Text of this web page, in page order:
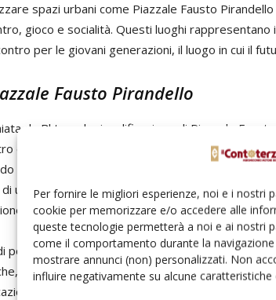
Per fornire le migliori esperienze, noi e i nostri
cookie per memorizzare e/o accedere alle
queste tecnologie permetterà a noi e ai nostri
come il comportamento durante la
mostrare annunci (non) personalizzati. Non
influire negativamente su alcune caratteristiche
spazi urbani come Piazzale Fausto
gioco e socialità. Questi luoghi rappresentano
per le giovani generazioni, il luogo in cui il
Fausto Pirandello
da Bkt con la riqualificazione di Piazzale Fausto
di ritrovo per consentire ai residenti di Borgo
sereno e accessibile praticando sport
un nuovocampo da basket, l’installazione di
di punti per il posizionamento di una rete da
poter annunciare un altro importante traguardo
dopo Lecce e Cosenza, rappresenta un nuovo
territoriale – aggiunge